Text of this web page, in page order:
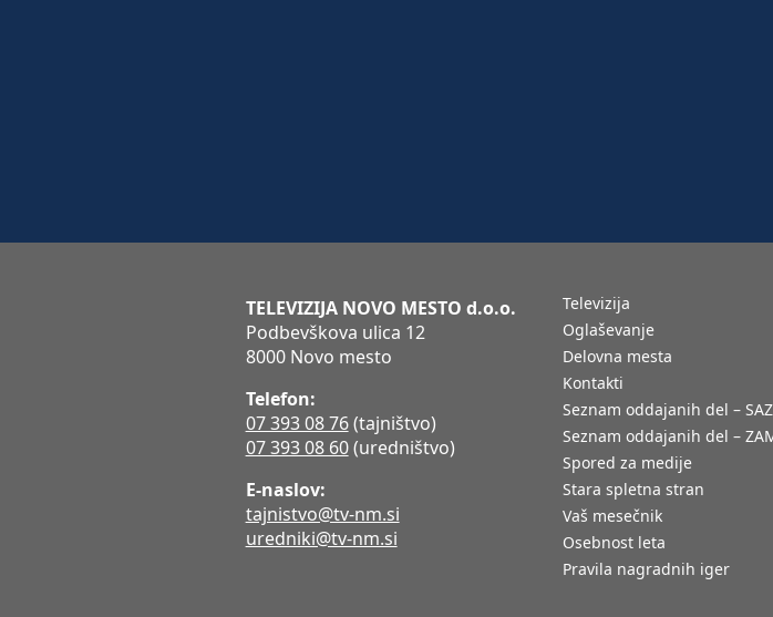
TELEVIZIJA NOVO MESTO d.o.o.
Podbevškova ulica 12
8000 Novo mesto
Telefon:
07 393 08 76(tajništvo)
07 393 08 60(uredništvo)
E-naslov:
tajnistvo@tv-nm.si
uredniki@tv-nm.si
Televizija
Oglaševanje
Delovna mesta
Kontakti
Seznam oddajanih del –
Seznam oddajanih del –
Spored za medije
Stara spletna stran
Vaš mesečnik
Osebnost leta
Pravila nagradnih iger